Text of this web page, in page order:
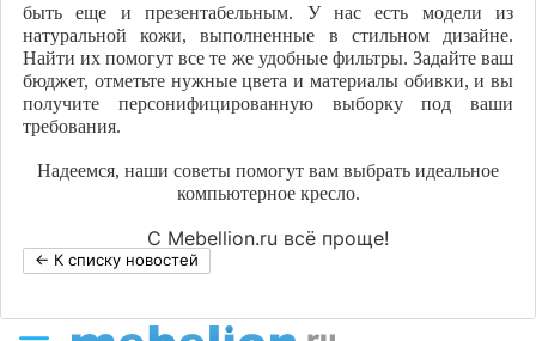
быть еще и презентабельным. У нас есть модели из
натуральной кожи, выполненные в стильном дизайне.
Найти их помогут все те же удобные фильтры. Задайте ваш
бюджет, отметьте нужные цвета и материалы обивки, и вы
получите персонифицированную выборку под ваши
требования.
Надеемся, наши советы помогут вам выбрать идеальное
компьютерное кресло.
С Mebellion.ru всё проще!
← К списку новостей